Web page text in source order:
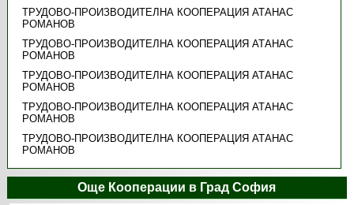
ТРУДОВО-ПРОИЗВОДИТЕЛНА КООПЕРАЦИЯ АТАНАС
РОМАНОВ
ТРУДОВО-ПРОИЗВОДИТЕЛНА КООПЕРАЦИЯ АТАНАС
РОМАНОВ
ТРУДОВО-ПРОИЗВОДИТЕЛНА КООПЕРАЦИЯ АТАНАС
РОМАНОВ
ТРУДОВО-ПРОИЗВОДИТЕЛНА КООПЕРАЦИЯ АТАНАС
РОМАНОВ
ТРУДОВО-ПРОИЗВОДИТЕЛНА КООПЕРАЦИЯ АТАНАС
РОМАНОВ
Още Кооперации в Град София